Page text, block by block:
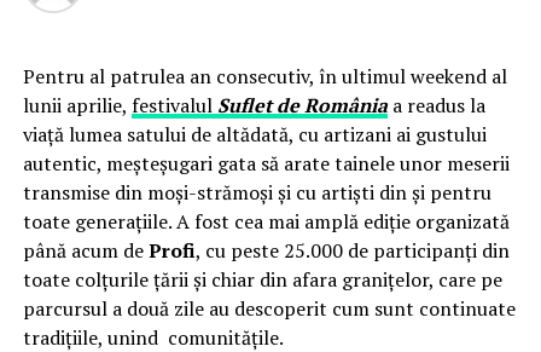
de care depinde activitatea lor și să le permită accesul la
ARTICOLE PE ACEIASI TEMA: PRIMA
URMATORUL
CONFUZIA LIBERALA: INCOMPATIBILI IN LOC DE
INCORUPTIBILI
NU RATATI
LEGISLATIA ELECTORALA, FACUTA VARZA
Pentru al patrulea an consecutiv, în ultimul weekend al
lunii aprilie, festivalul Suflet de Româniaa readus la
viață lumea satului de altădată, cu artizani ai gustului
autentic, meșteșugari gata să arate tainele unor meserii
transmise din moși-strămoși și cu artiști din și pentru
toate generațiile. A fost cea mai amplă ediție organizată
până acum deProfi, cu peste 25.000 de participanți din
toate colțurile țării și chiar din afara granițelor, care pe
parcursul a două zile au descoperit cum sunt continuate
tradițiile, unind comunitățile.